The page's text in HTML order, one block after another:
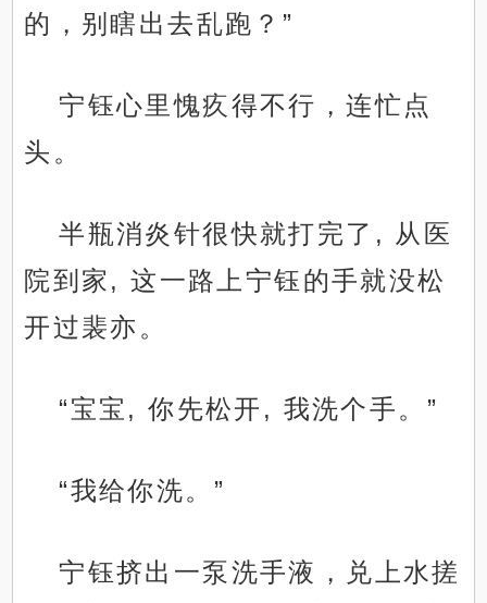
的，别瞎出去乱跑？”
宁钰心里愧疚得不行，连忙点
头。
半瓶消炎针很快就打完了, 从医
院到家, 这一路上宁钰的手就没松
开过裴亦。
“宝宝, 你先松开, 我洗个手。”
“我给你洗。”
宁钰挤出一泵洗手液，兑上水搓